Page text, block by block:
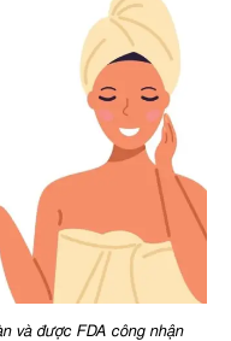
và được FDA công nhận